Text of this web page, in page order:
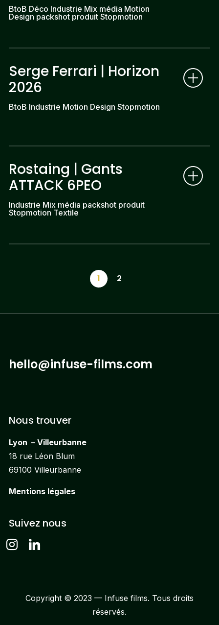
BtoB Déco Industrie Mix média Motion
Design packshot produit Stopmotion
Serge Ferrari | Horizon
2026
BtoB Industrie Motion Design Stopmotion
Rostaing | Gants
ATTACK 6PEO
Industrie Mix média packshot produit
Stopmotion Textile
1 2
hello@infuse-films.com
Nous trouver
Lyon – Villeurbanne
18 rue Léon Blum
69100 Villeurbanne
Mentions légales
Suivez nous
instagramlinkedin
Copyright © 2023 — Infuse films. Tous droits
réservés.